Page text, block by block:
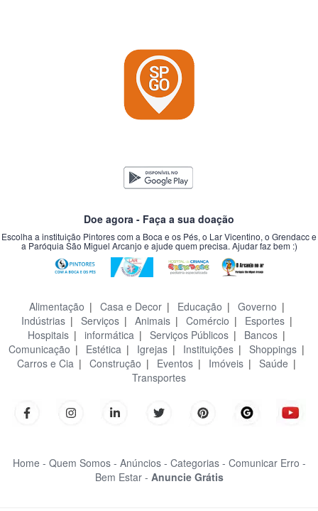
Doe agora - Faça a sua doação
Escolha a instituição Pintores com a Boca e os Pés, o Lar Vicentino, o Grendacc e
a Paróquia São Miguel Arcanjo e ajude quem precisa. Ajudar faz bem :)
Alimentação | Casa e Decor| Educação | Governo |
Indústrias| Serviços| Animais| Comércio | Esportes|
Hospitais | informática | Serviços Públicos | Bancos |
Comunicação | Estética | Igrejas | Instituições | Shoppings |
Carros e Cia | Construção | Eventos | Imóveis | Saúde |
Transportes
Home - Quem Somos - Anúncios - Categorias - Comunicar Erro -
Bem Estar - Anuncie Grátis